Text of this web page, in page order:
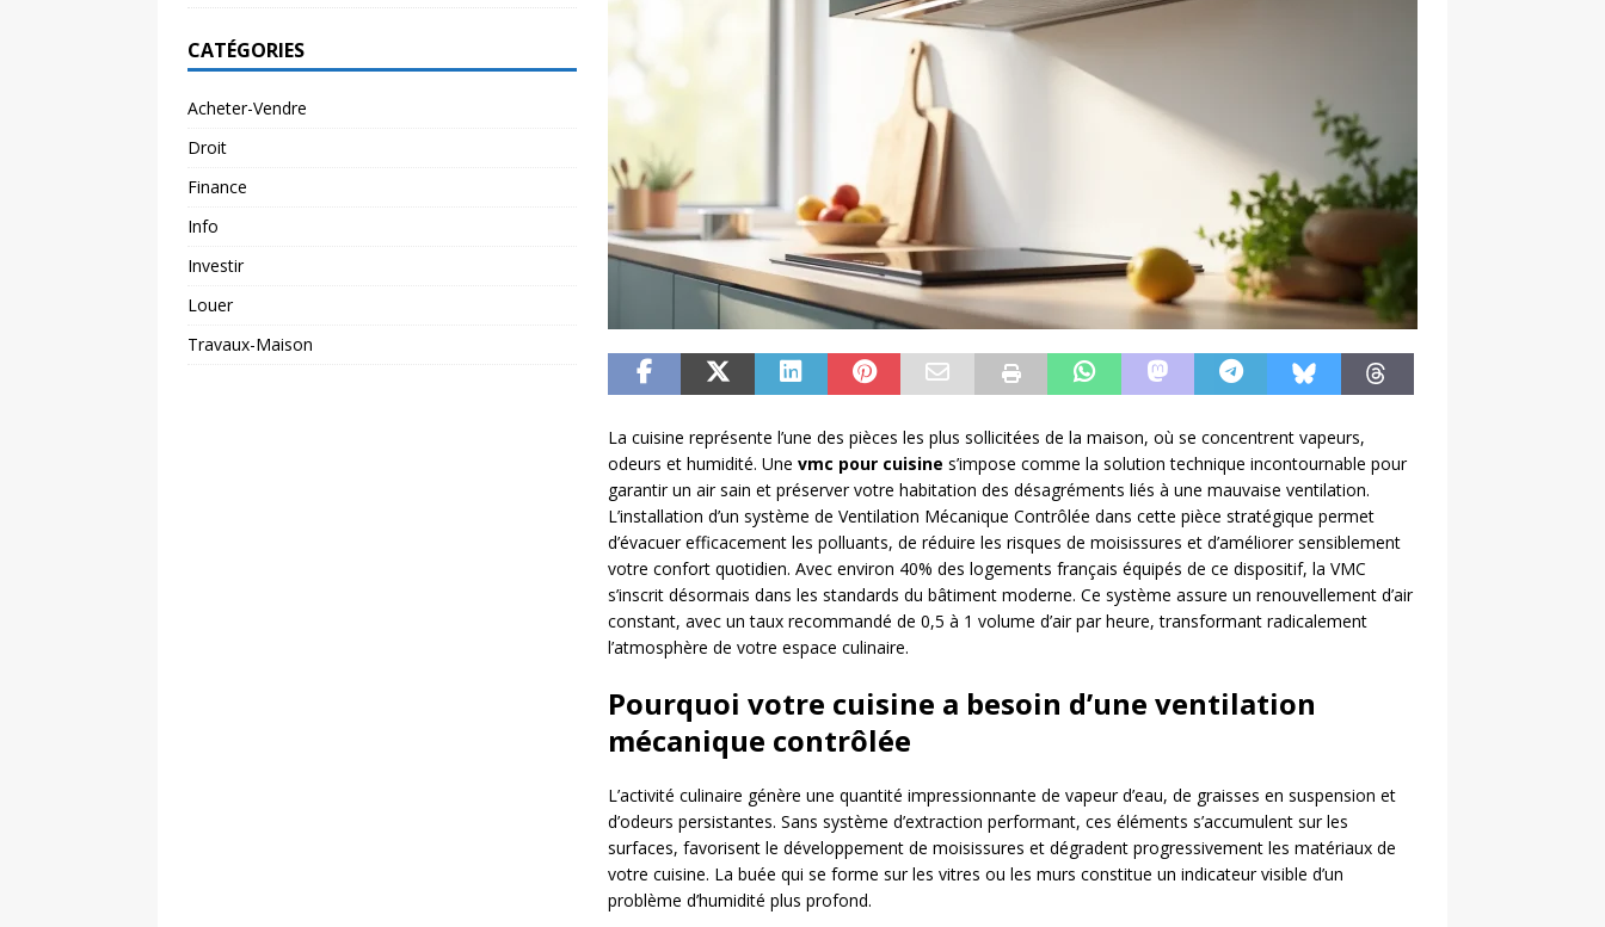
La cuisine représente l’une des pièces les plus sollicitées de la maison, où se concentrent vapeurs,
odeurs et humidité. Une vmc pour cuisine s’impose comme la solution technique incontournable pour
garantir un air sain et préserver votre habitation des désagréments liés à une mauvaise ventilation.
L’installation d’un système de Ventilation Mécanique Contrôlée dans cette pièce stratégique permet
d’évacuer efficacement les polluants, de réduire les risques de moisissures et d’améliorer sensiblement
votre confort quotidien. Avec environ 40% des logements français équipés de ce dispositif, la VMC
s’inscrit désormais dans les standards du bâtiment moderne. Ce système assure un renouvellement d’air
constant, avec un taux recommandé de 0,5 à 1 volume d’air par heure, transformant radicalement
l’atmosphère de votre espace culinaire.
Pourquoi votre cuisine a besoin d’une ventilation
mécanique contrôlée
L’activité culinaire génère une quantité impressionnante de vapeur d’eau, de graisses en suspension et
d’odeurs persistantes. Sans système d’extraction performant, ces éléments s’accumulent sur les
surfaces, favorisent le développement de moisissures et dégradent progressivement les matériaux de
votre cuisine. La buée qui se forme sur les vitres ou les murs constitue un indicateur visible d’un
problème d’humidité plus profond.
CATÉGORIES
Acheter-Vendre
Droit
Finance
Info
Investir
Louer
Travaux-Maison